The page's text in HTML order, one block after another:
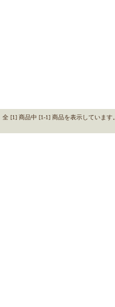
全 [1] 商品中 [1-1] 商品を表示しています。